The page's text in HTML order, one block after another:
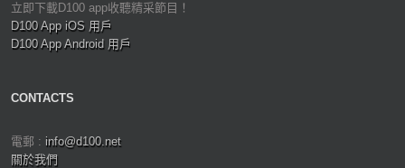
立即下載D100 app收聽精采節目！
D100 App iOS 用戶
D100 App Android 用戶
CONTACTS
電郵 : info@d100.net
關於我們